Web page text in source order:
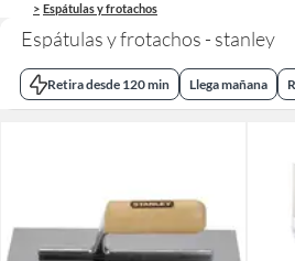
Espátulas y frotachos
Espátulas y frotachos - stanley
Retira desde 120 min Llega mañana